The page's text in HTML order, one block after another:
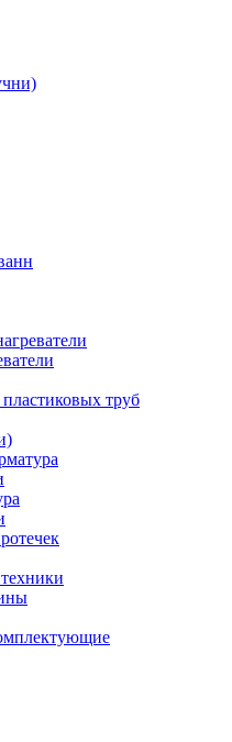
труб